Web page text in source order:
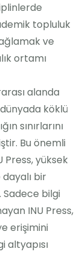
topluluk
ve
ortamı
alanda
köklü
sınırlarını
Bu önemli
Press, yüksek
bir
Sadece bilgi
INU Press,
erişimini
altyapısı